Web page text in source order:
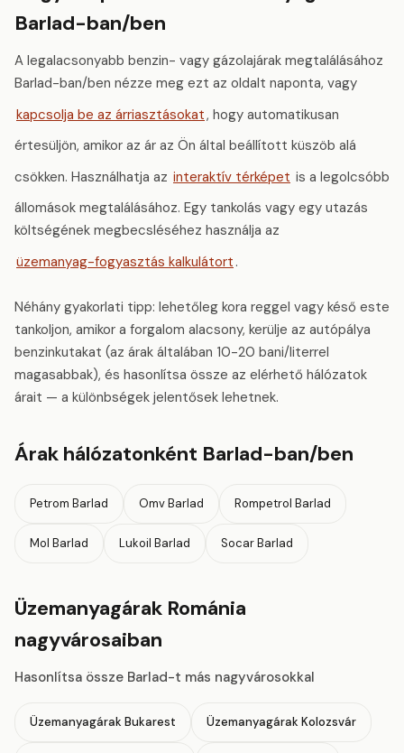
Barlad-ban/ben
A legalacsonyabb benzin- vagy gázolajárak megtalálásához
Barlad-ban/ben nézze meg ezt az oldalt naponta, vagy
kapcsolja be az árriasztásokat, hogy automatikusan
értesüljön, amikor az ár az Ön által beállított küszöb alá
csökken. Használhatja az interaktív térképet is a legolcsóbb
állomások megtalálásához. Egy tankolás vagy egy utazás
költségének megbecsléséhez használja az
üzemanyag-fogyasztás kalkulátort .
Néhány gyakorlati tipp: lehetőleg kora reggel vagy késő este
tankoljon, amikor a forgalom alacsony, kerülje az autópálya
benzinkutakat (az árak általában 10-20 bani/literrel
magasabbak), és hasonlítsa össze az elérhető hálózatok
árait — a különbségek jelentősek lehetnek.
Árak hálózatonként Barlad-ban/ben
Petrom Barlad Omv Barlad Rompetrol Barlad
Mol Barlad Lukoil Barlad Socar Barlad
Üzemanyagárak Románia
nagyvárosaiban
Hasonlítsa össze Barlad-t más nagyvárosokkal
Üzemanyagárak Bukarest Üzemanyagárak Kolozsvár